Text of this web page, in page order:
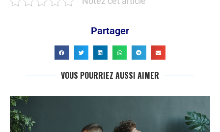
Partager
VOUS POURRIEZ AUSSI AIMER